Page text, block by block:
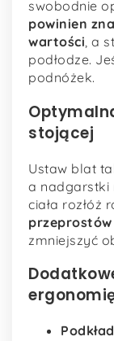
swobodnie
powinien
wartości, a
podłodze.
podnóżek.
stojącej
Ustaw blat
a nadgarstki
ciała rozłóż
zmniejszyć